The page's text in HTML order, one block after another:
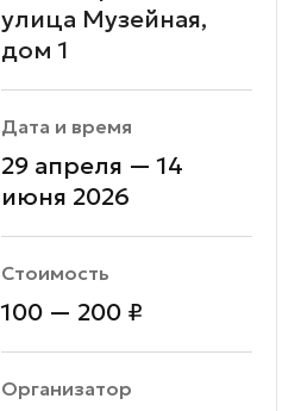
улица Музейная,
дом 1
Дата и время
29 апреля — 14
июня 2026
Стоимость
100 — 200 ₽
Организатор